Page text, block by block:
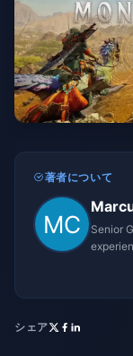
著者について
Senior
シェア